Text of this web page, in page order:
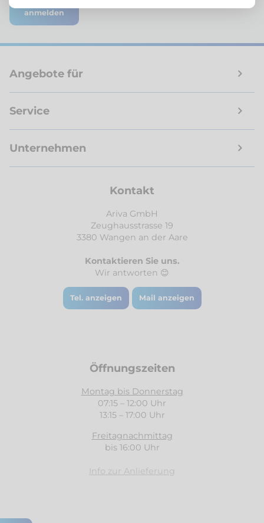
anmelden
Angebote für
Service
Unternehmen
Kontakt
Ariva GmbH
Zeughausstrasse 19
3380 Wangen an der Aare
Kontaktieren Sie uns.
Wir antworten 😊
Tel. anzeigen Mail anzeigen
Öffnungszeiten
Montag bis Donnerstag
07:15 – 12:00 Uhr
13:15 – 17:00 Uhr
Freitagnachmittag
bis 16:00 Uhr
Info zur Anlieferung